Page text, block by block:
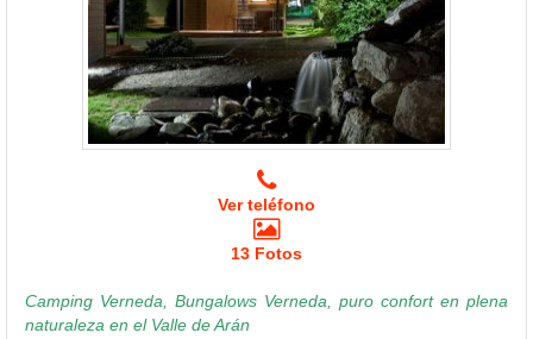
Ver teléfono
13 Fotos
Camping Verneda, Bungalows Verneda, puro confort en plena
naturaleza en el Valle de Arán